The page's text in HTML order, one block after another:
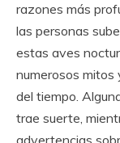
razones más
las personas
estas aves
numerosos mitos
del tiempo.
trae suerte,
advertencias